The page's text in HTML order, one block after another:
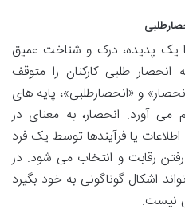
یک پدیده، درک و شناخت عمیق
طلبی کارکنان را متوقف
و «انحصارطلبی»، پایه های
می آورد. انحصار، به معنای در
اطلاعات یا فرآیندها توسط یک فرد
رقابت و انتخاب می شود. در
اشکال گوناگونی به خود بگیرد
نیست.